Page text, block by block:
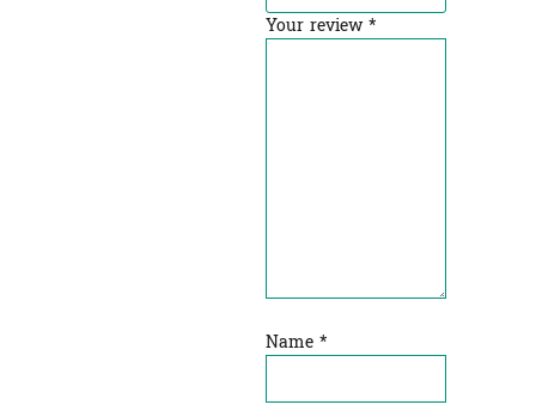
Your review*
Name *